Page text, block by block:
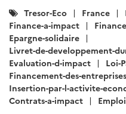
Catégories
:
Tresor-Eco France
Finance-a-impact
Epargne-solidaire
Livret-de-developpement-
Evaluation-d-impact
Loi-
Financement-des-entreprises
Insertion-par-l-activite-
Contrats-a-impact
Emploi